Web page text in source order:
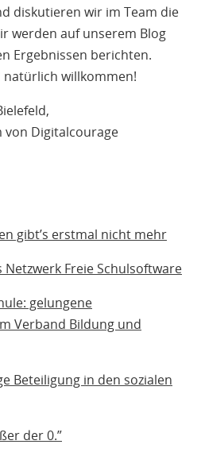
diskutieren wir im Team die
werden auf unserem Blog
Ergebnissen berichten.
willkommen!
von Digitalcourage
gibt’s erstmal nicht mehr
Freie Schulsoftware
gelungene
Verband Bildung und
Beteiligung in den sozialen
der 0.”